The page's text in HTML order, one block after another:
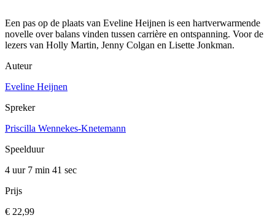
Een pas op de plaats van Eveline Heijnen is een hartverwarmende
novelle over balans vinden tussen carrière en ontspanning. Voor de
lezers van Holly Martin, Jenny Colgan en Lisette Jonkman.
Auteur
Eveline Heijnen
Spreker
Priscilla Wennekes-Knetemann
Speelduur
4 uur 7 min 41 sec
Prijs
€ 22,99